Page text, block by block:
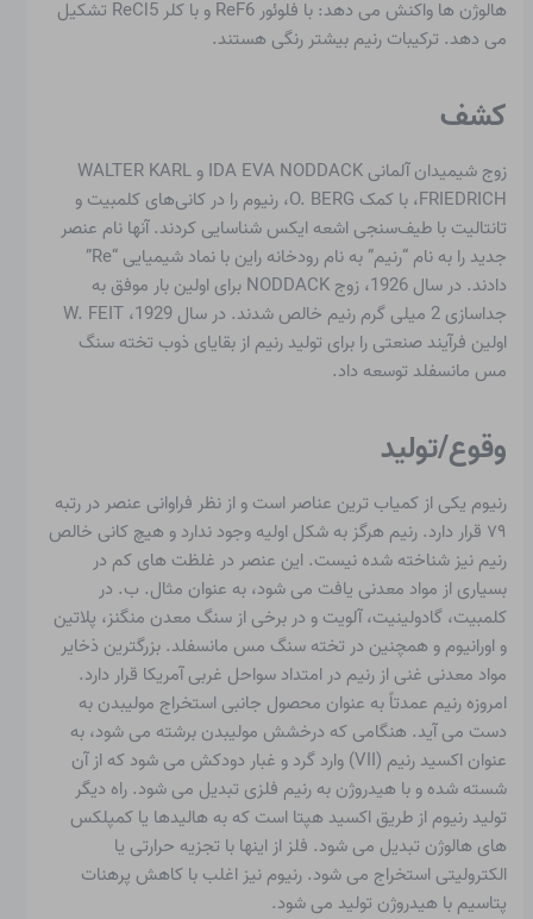
هالوژن ها واکنش می دهد: با فلوئور ReF6 و با کلر ReCl5 تشکیل
می دهد. ترکیبات رنیم بیشتر رنگی هستند.
کشف
زوج شیمیدان آلمانی IDA EVA NODDACK و WALTER KARL
FRIEDRICH، با کمک O. BERG، رنیوم را در کانی‌های کلمبیت و
تانتالیت با طیف‌سنجی اشعه ایکس شناسایی کردند. آنها نام عنصر
جدید را به نام “رنیم” به نام رودخانه راین با نماد شیمیایی “Re”
دادند. در سال 1926، زوج NODDACK برای اولین بار موفق به
جداسازی 2 میلی گرم رنیم خالص شدند. در سال 1929، W. FEIT
اولین فرآیند صنعتی را برای تولید رنیم از بقایای ذوب تخته سنگ
مس مانسفلد توسعه داد.
وقوع/تولید
رنیوم یکی از کمیاب ترین عناصر است و از نظر فراوانی عنصر در رتبه
۷۹ قرار دارد. رنیم هرگز به شکل اولیه وجود ندارد و هیچ کانی خالص
رنیم نیز شناخته شده نیست. این عنصر در غلظت های کم در
بسیاری از مواد معدنی یافت می شود، به عنوان مثال. ب. در
کلمبیت، گادولینیت، آلویت و در برخی از سنگ معدن منگنز، پلاتین
و اورانیوم و همچنین در تخته سنگ مس مانسفلد. بزرگترین ذخایر
مواد معدنی غنی از رنیم در امتداد سواحل غربی آمریکا قرار دارد.
امروزه رنیم عمدتاً به عنوان محصول جانبی استخراج مولیبدن به
دست می آید. هنگامی که درخشش مولیبدن برشته می شود، به
عنوان اکسید رنیم (VII) وارد گرد و غبار دودکش می شود که از آن
شسته شده و با هیدروژن به رنیم فلزی تبدیل می شود. راه دیگر
تولید رنیوم از طریق اکسید هپتا است که به هالیدها یا کمپلکس
های هالوژن تبدیل می شود. فلز از اینها با تجزیه حرارتی یا
الکترولیتی استخراج می شود. رنیوم نیز اغلب با کاهش پرهنات
پتاسیم با هیدروژن تولید می شود.